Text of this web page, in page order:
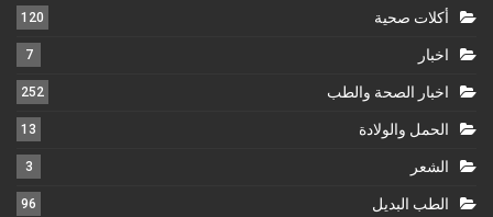
أكلات صحية 120
اخبار 7
اخبار الصحة والطب 252
الحمل والولادة 13
الشعر 3
الطب البديل 96